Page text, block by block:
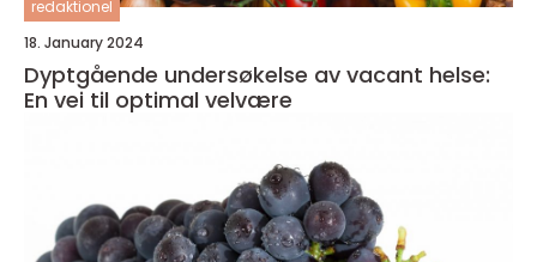
redaktionel
18. January 2024
Dyptgående undersøkelse av vacant helse:
En vei til optimal velvære